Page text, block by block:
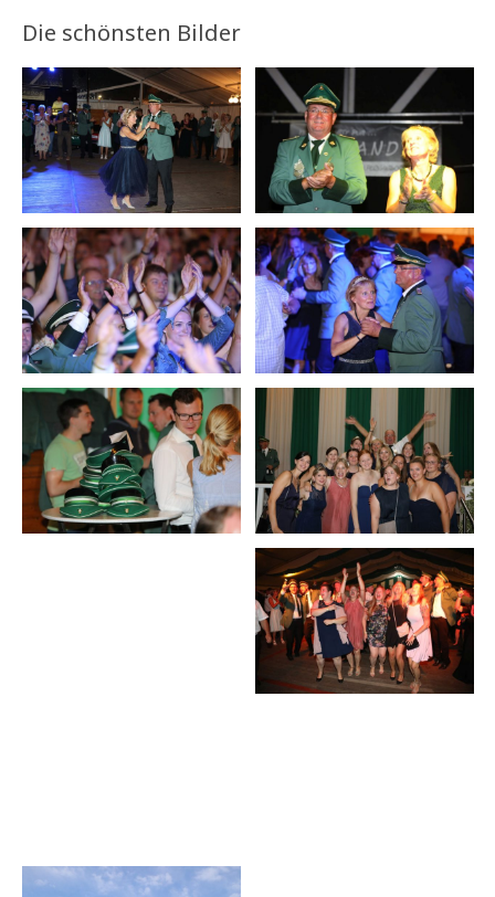
Die schönsten Bilder